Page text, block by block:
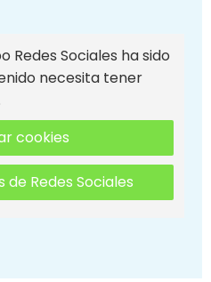
Redes Sociales ha sido
necesita tener
cookies
Redes Sociales